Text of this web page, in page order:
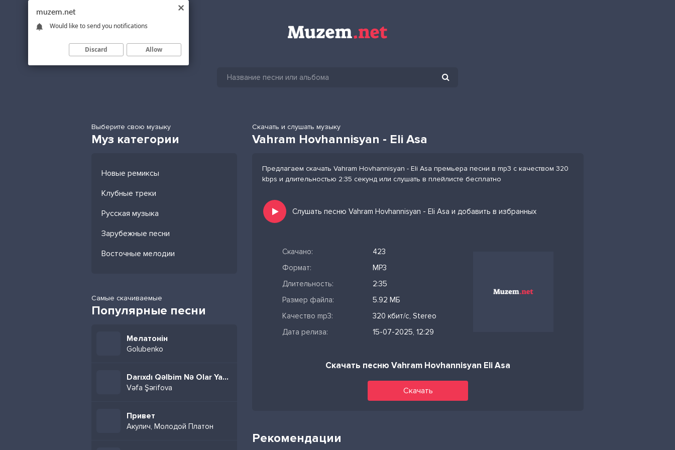
Выберите свою музыку
Муз категории
Новые ремиксы
Клубные треки
Русская музыка
Зарубежные песни
Восточные мелодии
Самые скачиваемые
Популярные песни
Мелатонін
Golubenko
Darıxdı Qəlbim Nə Olar Yaz Mənə
Vəfa Şərifova
Привет
Акулич, Молодой Платон
Скачать и слушать музыку
Vahram Hovhannisyan - Eli Asa
Предлагаем скачать Vahram Hovhannisyan - Eli Asa премьера песни в mp3 с качеством 320
kbps и длительностью 2:35 секунд или слушать в плейлисте бесплатно
Слушать песню Vahram Hovhannisyan - Eli Asa и добавить в избранных
Скачано:
423
Формат:
MP3
Длительность:
2:35
Размер файла:
5.92 МБ
Качество mp3:
320 кбит/с, Stereo
Дата релиза:
15-07-2025, 12:29
Скачать песню Vahram Hovhannisyan Eli Asa
Скачать
Рекомендации
muzem.net
Would like to send you notifications
Discard Allow